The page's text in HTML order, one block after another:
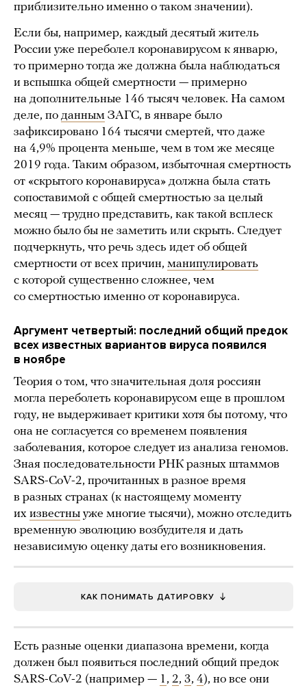
приблизительно именно о таком значении).
Если бы, например, каждый десятый житель
России уже переболел коронавирусом к январю,
то примерно тогда же должна была наблюдаться
и вспышка общей смертности — примерно
на дополнительные 146 тысяч человек. На самом
деле, по данным ЗАГС, в январе было
зафиксировано 164 тысячи смертей, что даже
на 4,9% процента меньше, чем в том же месяце
2019 года. Таким образом, избыточная смертность
от «скрытого коронавируса» должна была стать
сопоставимой с общей смертностью за целый
месяц — трудно представить, как такой всплеск
можно было бы не заметить или скрыть. Следует
подчеркнуть, что речь здесь идет об общей
смертности от всех причин, манипулировать
с которой существенно сложнее, чем
со смертностью именно от коронавируса.
Аргумент четвертый: последний общий предок
всех известных вариантов вируса появился
в ноябре
Теория о том, что значительная доля россиян
могла переболеть коронавирусом еще в прошлом
году, не выдерживает критики хотя бы потому, что
она не согласуется со временем появления
заболевания, которое следует из анализа геномов.
Зная последовательности РНК разных штаммов
SARS-CoV-2, прочитанных в разное время
в разных странах (к настоящему моменту
их известны уже многие тысячи), можно отследить
временную эволюцию возбудителя и дать
независимую оценку даты его возникновения.
КАК ПОНИМАТЬ ДАТИРОВКУ
Есть разные оценки диапазона времени, когда
должен был появиться последний общий предок
SARS-CoV-2 (например — 1 , 2, 3, 4), но все они